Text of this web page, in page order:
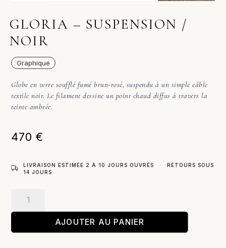
GLORIA – SUSPENSION /
NOIR
Graphique
Globe en verre soufflé fumé brun-rosé, suspendu à un simple câble
textile noir. Le filament dessine un point chaud diffus à travers la
teinte ambrée.
470€
LIVRAISON ESTIMÉE 2 À 10 JOURS OUVRÉS ·
RETOURS SOUS
14 JOURS
–
AJOUTER AU PANIER